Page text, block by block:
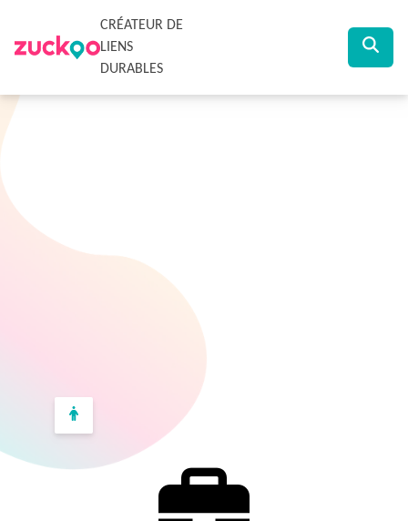
CRÉATEUR DE
LIENS
DURABLES